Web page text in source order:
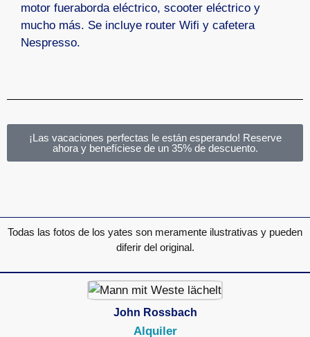
motor fueraborda eléctrico, scooter eléctrico y
mucho más. Se incluye router Wifi y cafetera
Nespresso.
¡Las vacaciones perfectas le están esperando! Reserve
ahora y benefíciese de un 35% de descuento.
Todas las fotos de los yates son meramente ilustrativas y pueden
diferir del original.
John Rossbach
Alquiler